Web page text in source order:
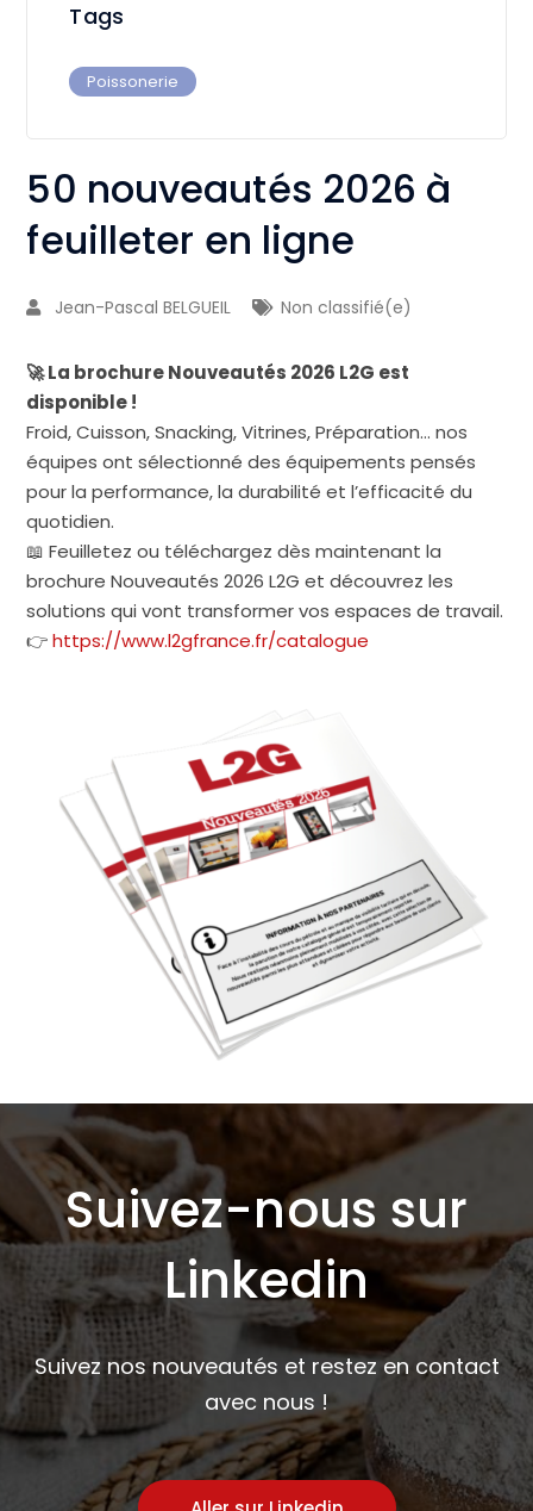
50 nouveautés 2026 à
feuilleter en ligne
Jean-Pascal BELGUEIL Non classifié(e)
🚀 La brochure Nouveautés 2026 L2G est
disponible !
Froid, Cuisson, Snacking, Vitrines, Préparation… nos
équipes ont sélectionné des équipements pensés
pour la performance, la durabilité et l’efficacité du
quotidien.
📖 Feuilletez ou téléchargez dès maintenant la
brochure Nouveautés 2026 L2G et découvrez les
solutions qui vont transformer vos espaces de travail.
👉https://www.l2gfrance.fr/catalogue
Tags
Poissonerie
Suivez-nous sur
Linkedin
Suivez nos nouveautés et restez en contact
avec nous !